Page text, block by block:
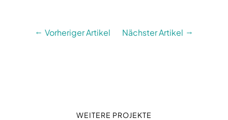
Vorheriger Artikel Nächster Artikel
WEITERE PROJEKTE